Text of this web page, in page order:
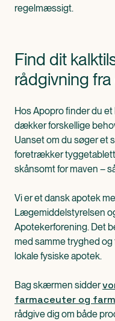
regelmæssigt.
Find dit
rådgivning
Hos Apopro finder du
dækker forskellige
Uanset om du søger et
foretrækker
skånsomt for maven –
Vi er et dansk apotek
Lægemiddelstyrelsen
Apotekerforening. Det
med samme tryghed
lokale fysiske apotek.
Bag skærmen sidder
farmaceuter og
rådgive dig om både